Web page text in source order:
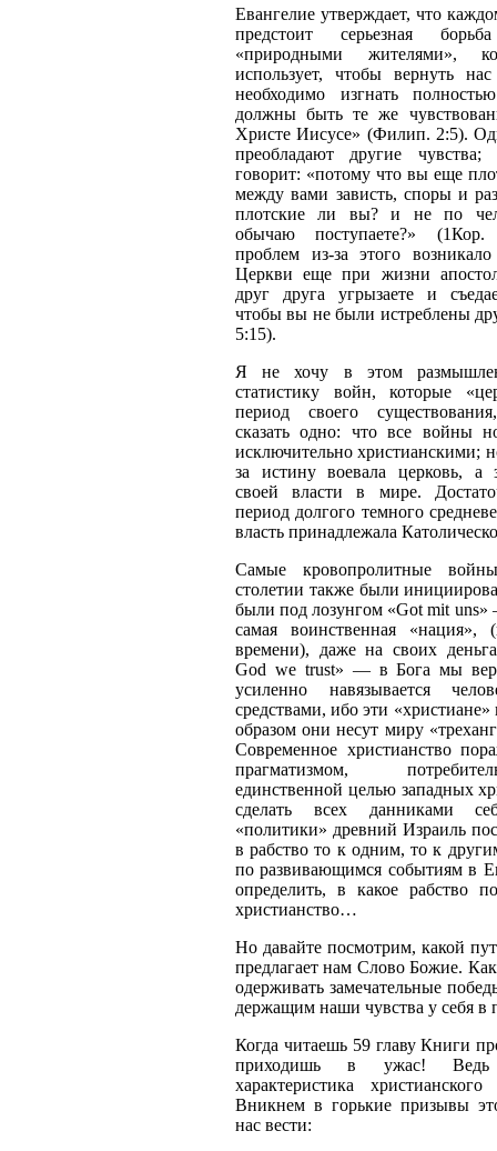
Евангелие утверждает, что
предстоит серьезная
«природными жителями»,
использует, чтобы вернуть
необходимо изгнать
должны быть те же
Христе Иисусе» (Филип. 2:5).
преобладают другие чувства;
говорит: «потому что вы еще
между вами зависть, споры и
плотские ли вы? и не по
обычаю поступаете?»
проблем из-за этого
Церкви еще при жизни
друг друга угрызаете и
чтобы вы не были истреблены
5:15).
Я не хочу в этом
статистику войн, которые
период своего
сказать одно: что все войны
исключительно христианскими;
за истину воевала церковь, а
своей власти в мире.
период долгого темного
власть принадлежала
Самые кровопролитные
столетии также были
были под лозунгом «Got mit
самая воинственная «нация»,
времени), даже на своих
God we trust» — в Бога мы
усиленно навязывается
средствами, ибо эти «христиане»
образом они несут миру
Современное христианство
прагматизмом,
единственной целью западных
сделать всех данниками
«политики» древний Израиль
в рабство то к одним, то к
по развивающимся событиям в
определить, в какое рабство
христианство…
Но давайте посмотрим, какой
предлагает нам Слово Божие.
одерживать замечательные
держащим наши чувства у себя в
Когда читаешь 59 главу Книги
приходишь в ужас! Ведь
характеристика
Вникнем в горькие призывы
нас вести: